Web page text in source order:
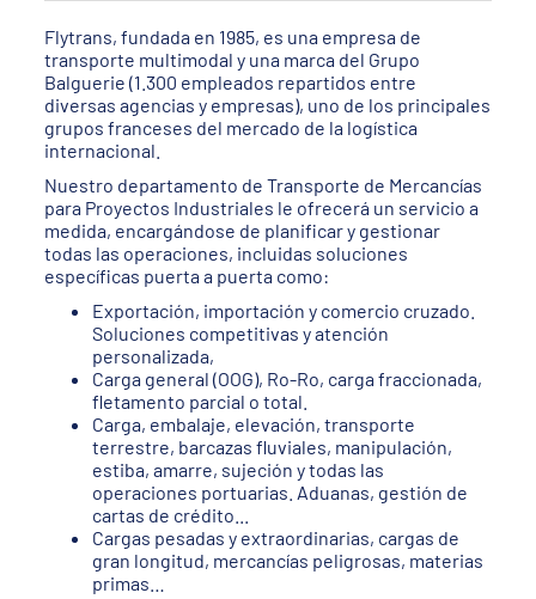
Flytrans, fundada en 1985, es una empresa de
transporte multimodal y una marca del Grupo
Balguerie (1.300 empleados repartidos entre
diversas agencias y empresas), uno de los principales
grupos franceses del mercado de la logística
internacional.
Nuestro departamento de Transporte de Mercancías
para Proyectos Industriales le ofrecerá un servicio a
medida, encargándose de planificar y gestionar
todas las operaciones, incluidas soluciones
específicas puerta a puerta como:
Exportación, importación y comercio cruzado.
Soluciones competitivas y atención
personalizada,
Carga general (OOG), Ro-Ro, carga fraccionada,
fletamento parcial o total.
Carga, embalaje, elevación, transporte
terrestre, barcazas fluviales, manipulación,
estiba, amarre, sujeción y todas las
operaciones portuarias. Aduanas, gestión de
cartas de crédito...
Cargas pesadas y extraordinarias, cargas de
gran longitud, mercancías peligrosas, materias
primas…